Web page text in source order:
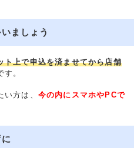
ましょう
ト上で申込を済ませてから店舗
す。
方は、 今の内にスマホやPCで